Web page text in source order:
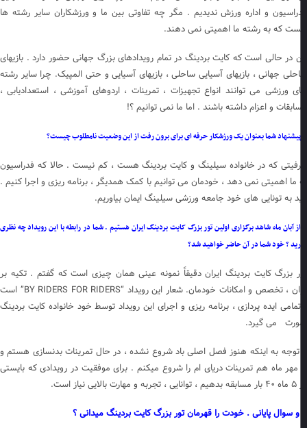
و اداره ورزش ندیدیم . مگر چه تفاوتی بین ما و ورزشکاران سایر رشته ها
که به رشته ما اهمیتی نمی دهند.
در حالی است که کایت بردینگ در تمام رویدادهای بزرگ جهانی حضور دارد . بازیهای
جهانی ، بازیهای آسیایی ساحلی ، بازیهای آسیایی و حتی المپیک. چرا سایر رشته
ورزشی می توانند انواع تجهیزات ، تمرینات ، اردوهای آموزشی ، استعدادیابی ،
و اعزام داشته باشند . اما ما نمی توانیم ؟!
شما بعنوان یک ورزشکار حرفه ای برای برون رفت از این وضعیت نامطلوب چیست؟
که در خانواده سیلینگ و کایت بردینگ هست ، کم نیست . حالا که فدراسیون
ما اهمیتی نمی دهد ، خودمان می توانیم با کمک همدیگر ، برنامه ریزی و اجرا کنیم .
به تونایی های خود جامعه ورزشی سیلینگ ایمان بیاوریم.
آبان ماه شاهد برگزاری اولین تور بزرگ کایت بردینگ ایران هستیم . شما در رابطه با این رویداد چه نظری
؟ خود شما در آن حاضر خواهید شد؟
بزرگ کایت بردینگ ایران دقیقاً نمونه عینی همان چیزی است که گفتم . تکیه بر
توان ، تخصص و امکانات خودمان. شعار این رویداد “BY RIDERS FOR RIDERS” است
ایده پردازی ، برنامه ریزی و اجرای این رویداد توسط خود خانواده کایت بردینگ
می گیرد.
توجه به اینکه هنوز فصل اصلی باد شروع نشده ، در حال تمرینات بدنسازی هستم و
مهر ماه هم تمرینات دریای ام را شروع میکنم . برای موفقیت در رویدادی که بایستی
سوال پایانی . خودت را قهرمان تور بزرگ کایت بردینگ میدانی ؟